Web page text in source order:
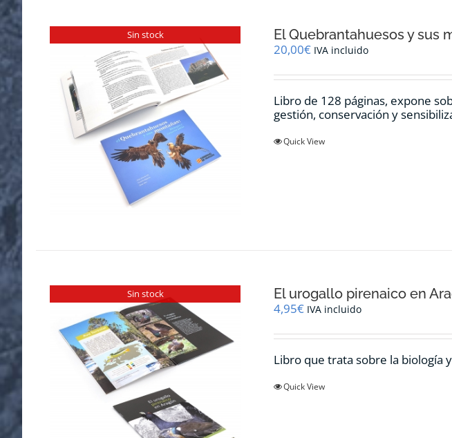
Sin stock El Quebrantahuesos y sus
20,00€ IVA incluido
Libro de 128 páginas, expone
gestión, conservación y
Quick View
Sin stock El urogallo pirenaico en
4,95€ IVA incluido
Libro que trata sobre la biología
Quick View